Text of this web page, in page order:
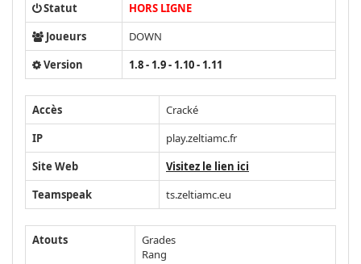
Statut
HORS LIGNE
Joueurs
DOWN
Version
1.8 - 1.9 - 1.10 - 1.11
Accès
Cracké
IP
play.zeltiamc.fr
Site Web
Visitez le lien ici
Teamspeak
ts.zeltiamc.eu
Atouts
Grades
Rang